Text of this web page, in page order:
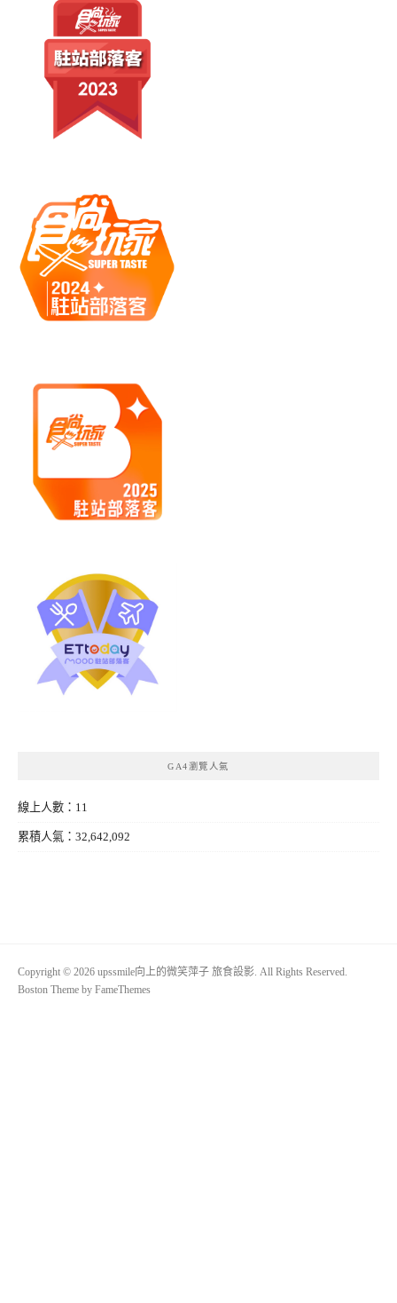
GA4瀏覽人氣
線上人數：11
累積人氣：32,642,092
Copyright © 2026 upssmile向上的微笑萍子 旅食設影. All Rights Reserved.
Boston Theme by FameThemes